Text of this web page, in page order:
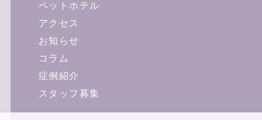
ペットホテル
アクセス
お知らせ
コラム
症例紹介
スタッフ募集